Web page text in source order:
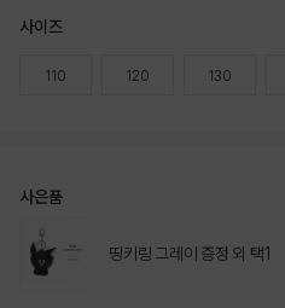
사이즈
110 120 130
사은품
띵키링 그레이 증정 외 택1